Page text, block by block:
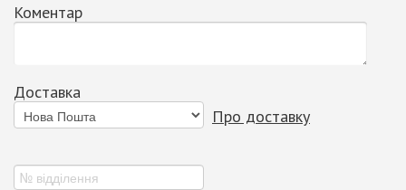
Коментар
Доставка
Про доставку